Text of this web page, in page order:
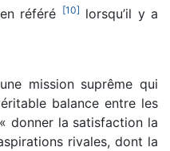
référé [10] lorsqu’il y a
mission suprême qui
balance entre les
donner la satisfaction la
rivales, dont la